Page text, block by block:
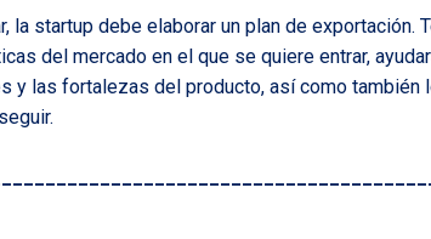
la startup debe elaborar un plan de
del mercado en el que se quiere entrar,
y las fortalezas del producto, así como